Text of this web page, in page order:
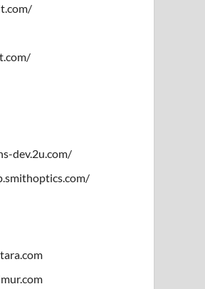
dev.2u.com/